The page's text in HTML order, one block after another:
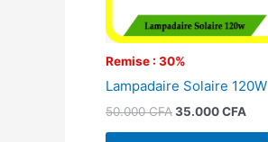
Remise : 30%
Lampadaire Solaire 120W
50.000CFA35.000CFA